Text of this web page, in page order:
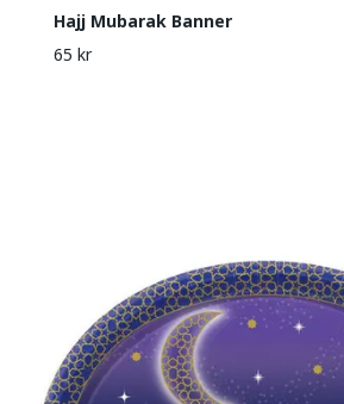
Hajj Mubarak Banner
65 kr